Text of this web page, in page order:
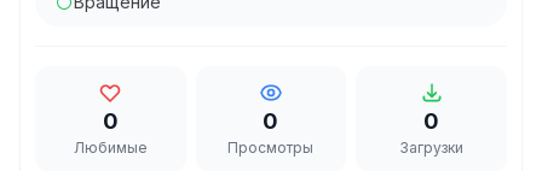
0
Любимые
0
Просмотры
0
Загрузки